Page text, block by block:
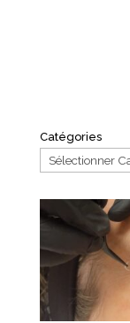
Catégories